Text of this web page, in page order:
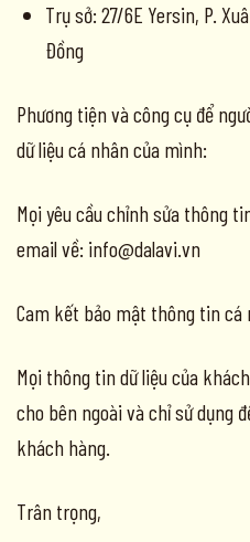
Trụ sở: 27/6E Yersin, P.
Đồng
Phương tiện và công cụ để
dữ liệu cá nhân của mình:
Mọi yêu cầu chỉnh sửa thông
email về: info@dalavi.vn
Cam kết bảo mật thông tin cá
Mọi thông tin dữ liệu của
cho bên ngoài và chỉ sử dụng
khách hàng.
Trân trọng,